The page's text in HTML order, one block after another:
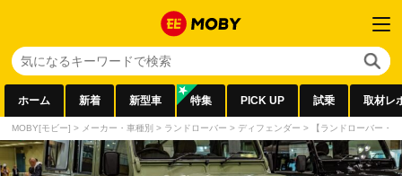
ホーム 新着 新型車 特集 PICK UP 試乗 取材レ
MOBY[モビー] > メーカー・車種別 > ランドローバー > ディフェンダー > 【ランドローバー・